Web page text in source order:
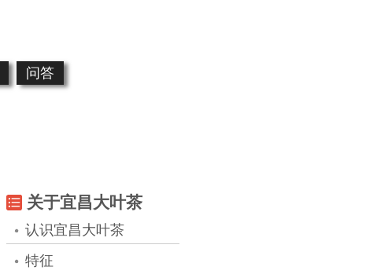
问答
关于宜昌大叶茶
认识宜昌大叶茶
特征